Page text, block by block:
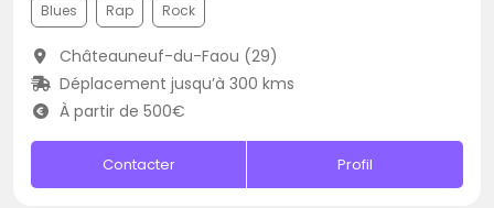
Blues Rap Rock
Châteauneuf-du-Faou (29)
Déplacement jusqu’à 300 kms
À partir de 500€
Contacter Profil